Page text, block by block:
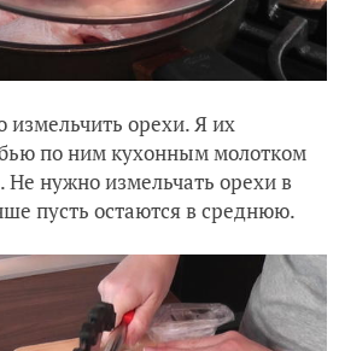
измельчить орехи. Я их
по ним кухонным молотком
Не нужно измельчать орехи в
пусть остаются в среднюю.